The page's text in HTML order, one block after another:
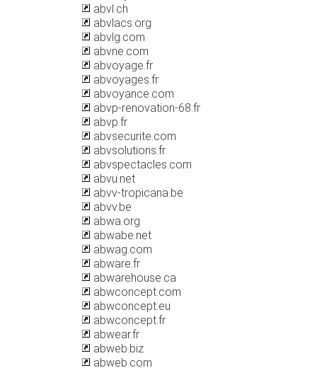
abvl.ch
abvlacs.org
abvlg.com
abvne.com
abvoyage.fr
abvoyages.fr
abvoyance.com
abvp-renovation-68.fr
abvp.fr
abvsecurite.com
abvsolutions.fr
abvspectacles.com
abvu.net
abvv-tropicana.be
abvv.be
abwa.org
abwabe.net
abwag.com
abware.fr
abwarehouse.ca
abwconcept.com
abwconcept.eu
abwconcept.fr
abwear.fr
abweb.biz
abweb.com